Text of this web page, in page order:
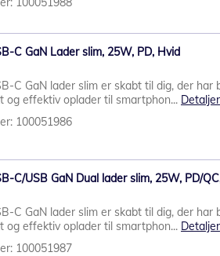
C GaN Lader slim, 25W, PD, Hvid
C GaN lader slim er skabt til dig, der har
og effektiv oplader til smartphon... Detaljer
100051986
C/USB GaN Dual lader slim, 25W, PD/
C GaN lader slim er skabt til dig, der har
og effektiv oplader til smartphon... Detaljer
100051987